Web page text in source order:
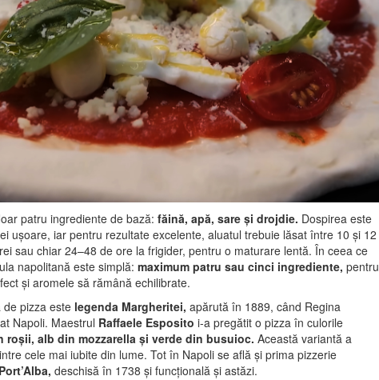
patru ingrediente de bază: făină, apă, sare și drojdie. Dospirea este
ușoare, iar pentru rezultate excelente, aluatul trebuie lăsat între 10 și 12
sau chiar 24–48 de ore la frigider, pentru o maturare lentă. În ceea ce
napolitană este simplă: maximum patru sau cinci ingrediente, pentru
și aromele să rămână echilibrate.
pizza este legenda Margheritei, apărută în 1889, când Regina
Napoli. Maestrul Raffaele Esposito i-a pregătit o pizza în culorile
roșii, alb din mozzarella și verde din busuioc. Această variantă a
cele mai iubite din lume. Tot în Napoli se află și prima pizzerie
deschisă în 1738 și funcțională și astăzi.